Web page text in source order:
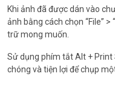
Khi ảnh đã được dán vào
ảnh bằng cách chọn “File”
trữ mong muốn.
Sử dụng phím tắt Alt + Print
chóng và tiện lợi để chụp